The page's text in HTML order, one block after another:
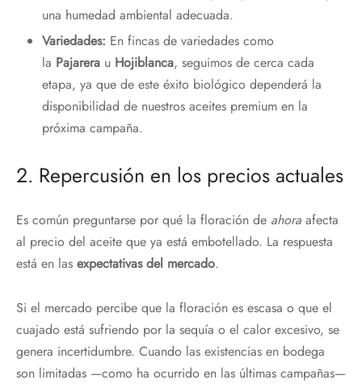
una humedad ambiental adecuada.
Variedades: En fincas de variedades como
la Pajarerau Hojiblanca, seguimos de cerca cada
etapa, ya que de este éxito biológico dependerá la
disponibilidad de nuestros aceites premium en la
próxima campaña.
2. Repercusión en los precios actuales
Es común preguntarse por qué la floración de ahora afecta
al precio del aceite que ya está embotellado. La respuesta
está en las expectativas del mercado.
Si el mercado percibe que la floración es escasa o que el
cuajado está sufriendo por la sequía o el calor excesivo, se
genera incertidumbre. Cuando las existencias en bodega
son limitadas —como ha ocurrido en las últimas campañas—